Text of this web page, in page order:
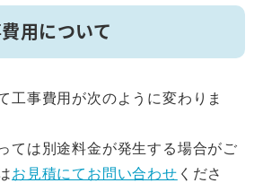
用について
工事費用が次のように変わりま
ては別途料金が発生する場合がご
お見積にてお問い合わせ くださ